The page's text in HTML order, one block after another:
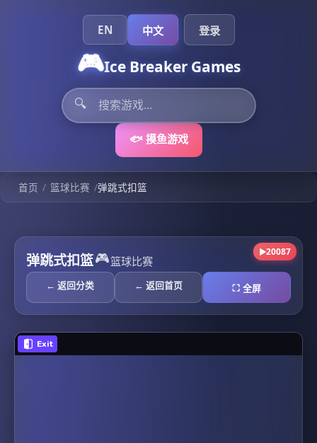
🎮Ice Breaker Games
🔍
🐟 摸鱼游戏
EN 中文 登录
首页 / 篮球比赛 /弹跳式扣篮
弹跳式扣篮 ▶20087
🎮篮球比赛
← 返回分类 ← 返回首页 ⛶ 全屏